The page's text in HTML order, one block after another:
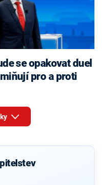
pro a proti